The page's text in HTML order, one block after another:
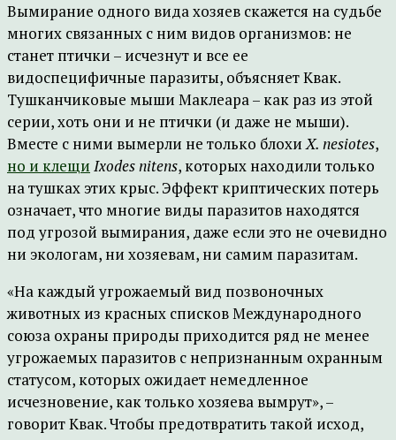
Вымирание одного вида хозяев скажется на судьбе
многих связанных с ним видов организмов: не
станет птички – исчезнут и все ее
видоспецифичные паразиты, объясняет Квак.
Тушканчиковые мыши Маклеара – как раз из этой
серии, хоть они и не птички (и даже не мыши).
Вместе с ними вымерли не только блохиX. nesiotes,
но и клещи Ixodes nitens, которых находили только
на тушках этих крыс. Эффект криптических потерь
означает, что многие виды паразитов находятся
под угрозой вымирания, даже если это не очевидно
ни экологам, ни хозяевам, ни самим паразитам.
«На каждый угрожаемый вид позвоночных
животных из красных списков Международного
союза охраны природы приходится ряд не менее
угрожаемых паразитов с непризнанным охранным
статусом, которых ожидает немедленное
исчезновение, как только хозяева вымрут», –
говорит Квак. Чтобы предотвратить такой исход,